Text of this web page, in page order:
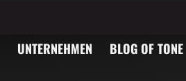
UNTERNEHMEN BLOG OF TONE